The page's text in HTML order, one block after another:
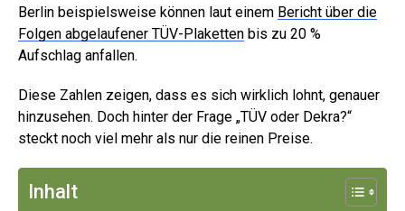
Berlin beispielsweise können laut einem Bericht über die
Folgen abgelaufener TÜV-Plaketten bis zu 20 %
Aufschlag anfallen.
Diese Zahlen zeigen, dass es sich wirklich lohnt, genauer
hinzusehen. Doch hinter der Frage „TÜV oder Dekra?“
steckt noch viel mehr als nur die reinen Preise.
Inhalt